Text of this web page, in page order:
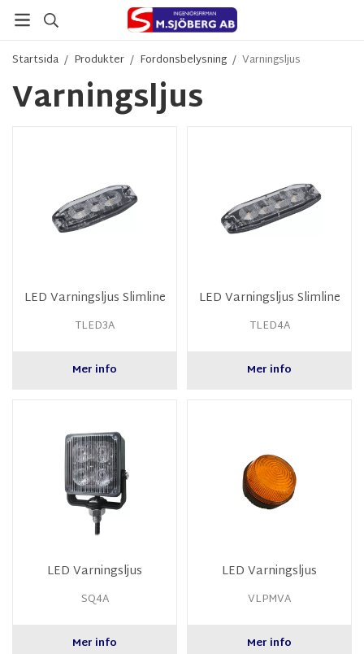
Startsida / Produkter / Fordonsbelysning / Varningsljus
Varningsljus
LED Varningsljus Slimline
TLED3A
Mer info
LED Varningsljus Slimline
TLED4A
Mer info
LED Varningsljus
SQ4A
Mer info
LED Varningsljus
VLPMVA
Mer info